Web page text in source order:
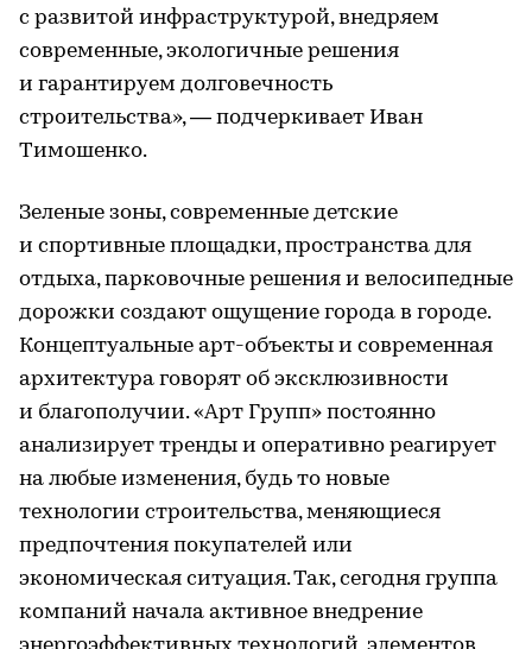
с развитой инфраструктурой, внедряем
современные, экологичные решения
и гарантируем долговечность
строительства», — подчеркивает Иван
Тимошенко.
Зеленые зоны, современные детские
и спортивные площадки, пространства для
отдыха, парковочные решения и велосипедные
дорожки создают ощущение города в городе.
Концептуальные арт-объекты и современная
архитектура говорят об эксклюзивности
и благополучии. «Арт Групп» постоянно
анализирует тренды и оперативно реагирует
на любые изменения, будь то новые
технологии строительства, меняющиеся
предпочтения покупателей или
экономическая ситуация. Так, сегодня группа
компаний начала активное внедрение